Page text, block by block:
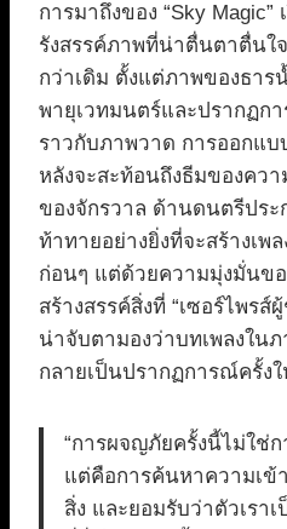
การมาถึงของ “Sky
รังสรรค์ภาพที่น่าตื่นตาตื่นใ
กว่าเดิม ตั้งแต่ภาพของธา
พายุเวทมนตร์และปรากฏก
ราวกับภาพวาด การออกแ
หลังจะสะท้อนถึงธีมของคว
ของจักรวาล ด้านดนตรีปร
ท้าทายอย่างยิ่งที่จะสร้างเพ
ก่อนๆ แต่ด้วยความมุ่งมั่นข
สร้างสรรค์สิ่งที่ “เซอร์ไพรส์
น่าจับตามองว่าบทเพลงใน
กลายเป็นปรากฏการณ์ครั้ง
“การผจญภัยครั้งนี้ไม่ใช่
แต่คือการค้นหาความเข้
สิ่ง และยอมรับว่าตัวเรา